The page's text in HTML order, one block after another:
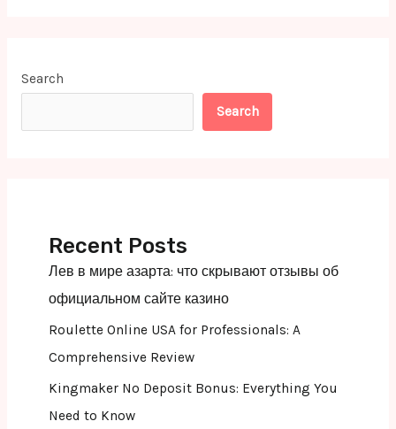
Search
Search
Recent Posts
Лев в мире азарта: что скрывают отзывы об
официальном сайте казино
Roulette Online USA for Professionals: A
Comprehensive Review
Kingmaker No Deposit Bonus: Everything You
Need to Know